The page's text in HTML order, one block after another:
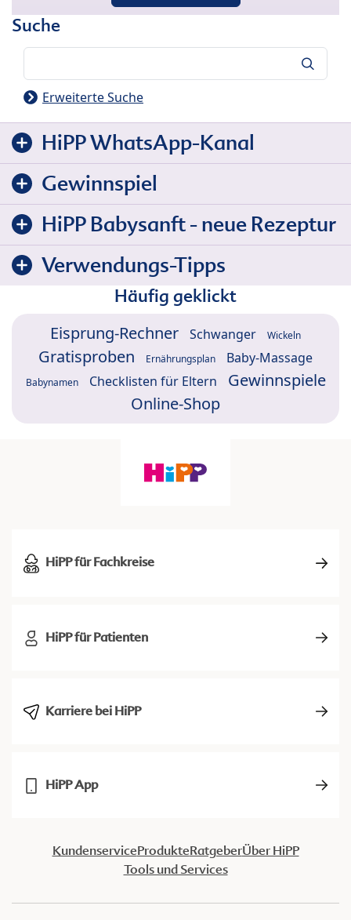
Suche
Erweiterte Suche
HiPP WhatsApp-Kanal
Gewinnspiel
HiPP Babysanft - neue Rezeptur
Verwendungs-Tipps
Häufig geklickt
Eisprung-Rechner Schwanger Wickeln
Gratisproben Ernährungsplan Baby-Massage
Babynamen Checklisten für Eltern
Gewinnspiele
Online-Shop
HiPP für Fachkreise
HiPP für Patienten
Karriere bei HiPP
HiPP App
KundenserviceProdukteRatgeberÜber HiPP
Tools und Services